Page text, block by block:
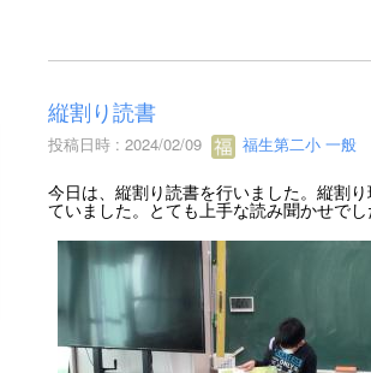
縦割り読書
投稿日時 : 2024/02/09 福生第二小 一般
今日は、縦割り読書を行いました。縦割
ていました。とても上手な読み聞かせで